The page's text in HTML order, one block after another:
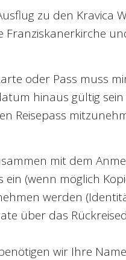
zu den Kravica
oder Pass muss
hinaus gültig sein
Reisepass
mit dem
(wenn möglich
werden
über das
wir Ihre